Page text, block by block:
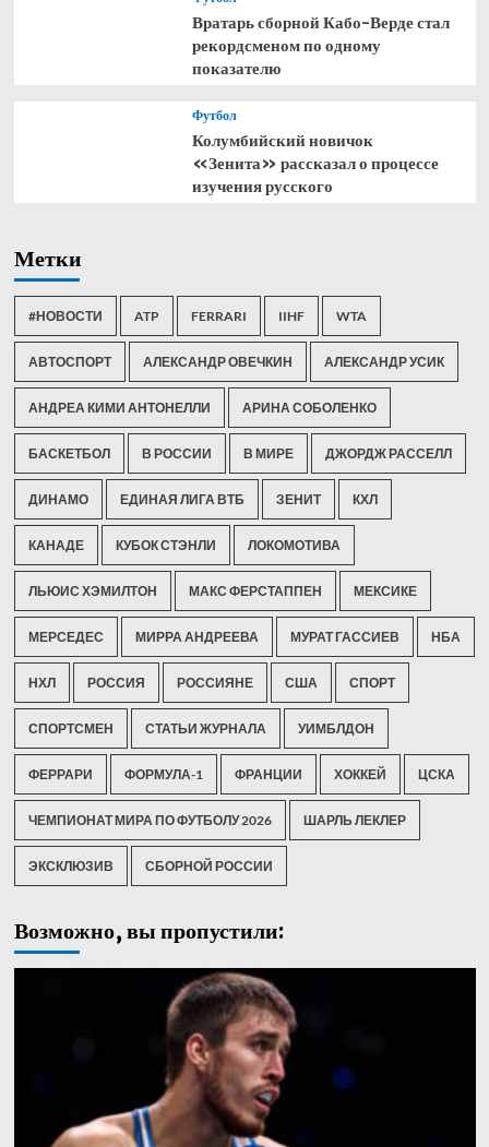
Вратарь сборной Кабо-Верде стал
рекордсменом по одному
показателю
Футбол
Колумбийский новичок
«Зенита» рассказал о процессе
изучения русского
Метки
#НОВОСТИ ATP FERRARI IIHF WTA
АВТОСПОРТ АЛЕКСАНДР ОВЕЧКИН АЛЕКСАНДР УСИК
АНДРЕА КИМИ АНТОНЕЛЛИ АРИНА СОБОЛЕНКО
БАСКЕТБОЛ В РОССИИ В МИРЕ ДЖОРДЖ РАССЕЛЛ
ДИНАМО ЕДИНАЯ ЛИГА ВТБ ЗЕНИТ КХЛ
КАНАДЕ КУБОК СТЭНЛИ ЛОКОМОТИВА
ЛЬЮИС ХЭМИЛТОН МАКС ФЕРСТАППЕН МЕКСИКЕ
МЕРСЕДЕС МИРРА АНДРЕЕВА МУРАТ ГАССИЕВ НБА
НХЛ РОССИЯ РОССИЯНЕ США СПОРТ
СПОРТСМЕН СТАТЬИ ЖУРНАЛА УИМБЛДОН
ФЕРРАРИ ФОРМУЛА-1 ФРАНЦИИ ХОККЕЙ ЦСКА
ЧЕМПИОНАТ МИРА ПО ФУТБОЛУ 2026 ШАРЛЬ ЛЕКЛЕР
ЭКСКЛЮЗИВ СБОРНОЙ РОССИИ
Возможно, вы пропустили: